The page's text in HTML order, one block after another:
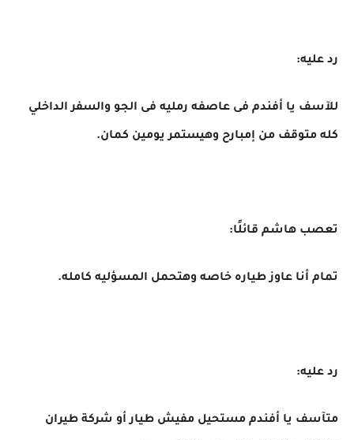
رد عليه:
للآسف يا أفندم فى عاصفه رمليه فى الجو والسفر الداخلي
كله متوقف من إمبارح وهيستمر يومين كمان.
تعصب هاشم قائلًا:
تمام أنا عاوز طياره خاصه وهتحمل المسؤليه كامله.
رد عليه:
متآسف يا أفندم مستحيل مفيش طيار أو شركة طيران